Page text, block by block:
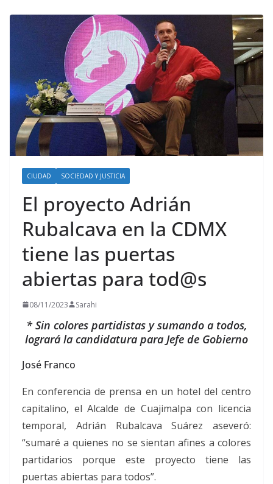
CIUDAD SOCIEDAD Y JUSTICIA
El proyecto Adrián
Rubalcava en la CDMX
tiene las puertas
abiertas para tod@s
08/11/2023 Sarahi
* Sin colores partidistas y sumando a todos,
logrará la candidatura para Jefe de Gobierno
José Franco
En conferencia de prensa en un hotel del centro
capitalino, el Alcalde de Cuajimalpa con licencia
temporal, Adrián Rubalcava Suárez aseveró:
“sumaré a quienes no se sientan afines a colores
partidarios porque este proyecto tiene las
puertas abiertas para todos”.